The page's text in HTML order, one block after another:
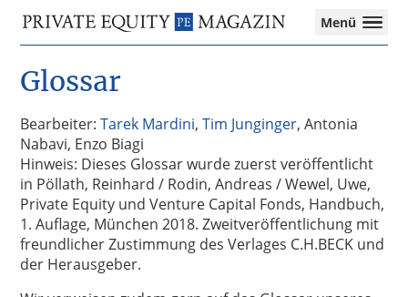
Hauptnavigation
springen
Inhalt
springen
Private
Equity
Das
für
Private
Equity-
Branche
–
Investment
Funds
I
M&A
Menü
Glossar
Bearbeiter:Tarek Mardini,Tim Junginger, Antonia
Nabavi, Enzo Biagi
Hinweis: Dieses Glossar wurde zuerst veröffentlicht
in Pöllath, Reinhard / Rodin, Andreas / Wewel, Uwe,
Private Equity und Venture Capital Fonds, Handbuch,
1. Auflage, München 2018. Zweitveröffentlichung mit
freundlicher Zustimmung des Verlages C.H.BECK und
der Herausgeber.